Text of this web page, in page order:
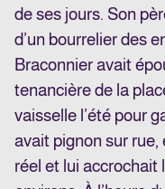
de ses jours. Son
d’un bourrelier des
Braconnier avait
tenancière de la
vaisselle l’été pour
avait pignon sur rue,
réel et lui accrochait